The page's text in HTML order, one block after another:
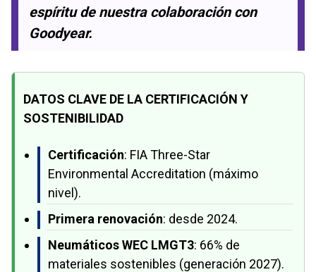
espíritu de nuestra colaboración con
Goodyear.
DATOS CLAVE DE LA CERTIFICACIÓN Y
SOSTENIBILIDAD
Certificación: FIA Three-Star
Environmental Accreditation (máximo
nivel).
Primera renovación: desde 2024.
Neumáticos WEC LMGT3: 66% de
materiales sostenibles (generación 2027).